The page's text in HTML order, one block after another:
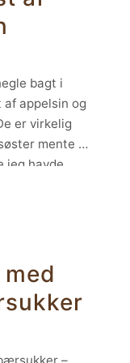
bagt i
appelsin og
er virkelig
mente at
jeg havde
gang de
–